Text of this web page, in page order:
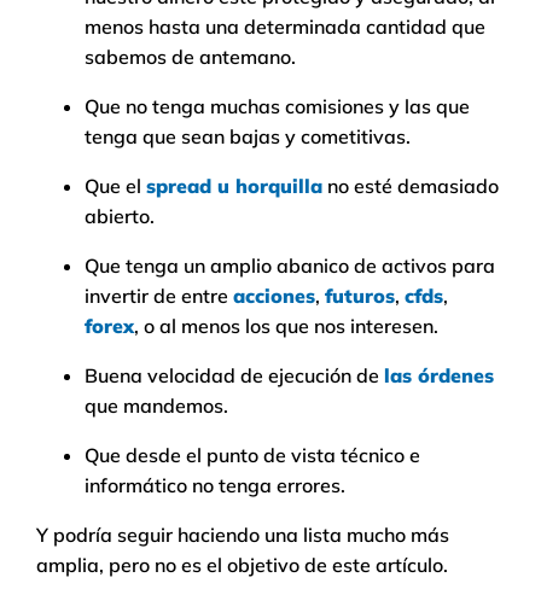
menos hasta una determinada cantidad que
sabemos de antemano.
Que no tenga muchas comisiones y las que
tenga que sean bajas y cometitivas.
Que el spread u horquilla no esté demasiado
abierto.
Que tenga un amplio abanico de activos para
invertir de entre acciones, futuros, cfds,
forex, o al menos los que nos interesen.
Buena velocidad de ejecución de las órdenes
que mandemos.
Que desde el punto de vista técnico e
informático no tenga errores.
Y podría seguir haciendo una lista mucho más
amplia, pero no es el objetivo de este artículo.